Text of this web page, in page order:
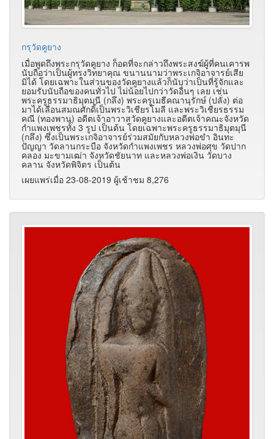
กรุวัดคูยาง
เมื่อพูดถึงพระกรุวัดคูยาง ก็อดที่จะกล่าวถึงพระสงฆ์ผู้ที่คนเคารพ
นับถือว่าเป็นผู้ทรงวิทยาคุณ ขนานนามว่าพระเกจิอาจารย์เสีย
มิได้ โดยเฉพาะในส่วนของวัดคูยางแล้วก็นับว่าเป็นที่รู้จักและ
ยอมรับนับถือของคนทั่วไป ไม่น้อยไปกว่าวัดอื่นๆ เลย เช่น
พระครูธรรมาธิมุตมุนี (กลึง) พระครูเมธีคณานุรักษ์ (ปลั่ง) ต่อ
มาได้เลื่อนสมณศักดิ์เป็นพระวิเชียรโมลี และพระวิเชียรธรรม
คณี (ทองพาน) อดีตเจ้าอาวาสวัดคูยางและอดีตเจ้าคณะจังหวัด
กำแพงเพชรทั้ง 3 รูป เป็นต้น โดยเฉพาะพระครูธรรมาธิมุตมุนี
(กลึง) ซึ่งเป็นพระเกจิอาจารย์ร่วมสมัยกับหลวงพ่อขำ อินทะ
ปัญญา วัดลานกระบือ จังหวัดกำแพงเพชร หลวงพ่อศุข วัดปาก
คลอง มะขามเฒ่า จังหวัดชัยนาท และหลวงพ่อเงิน วัดบาง
คลาน จังหวัดพิจิตร เป็นต้น
เผยแพร่เมื่อ 23-08-2019 ผู้เช้าชม 8,276